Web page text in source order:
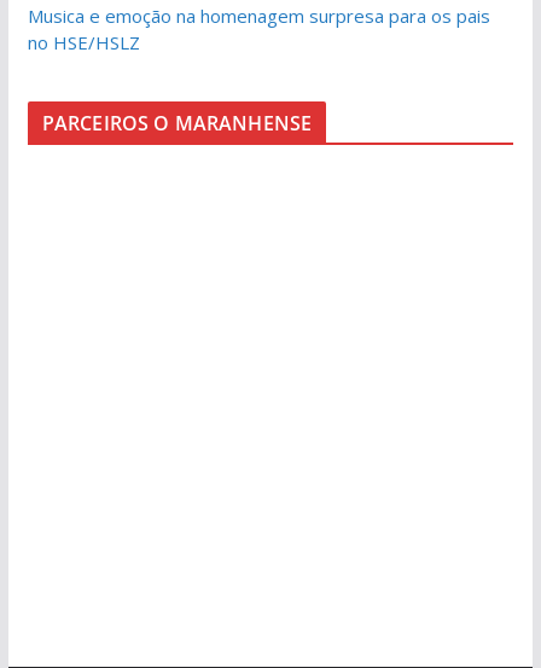
Musica e emoção na homenagem surpresa para os pais
no HSE/HSLZ
PARCEIROS O MARANHENSE